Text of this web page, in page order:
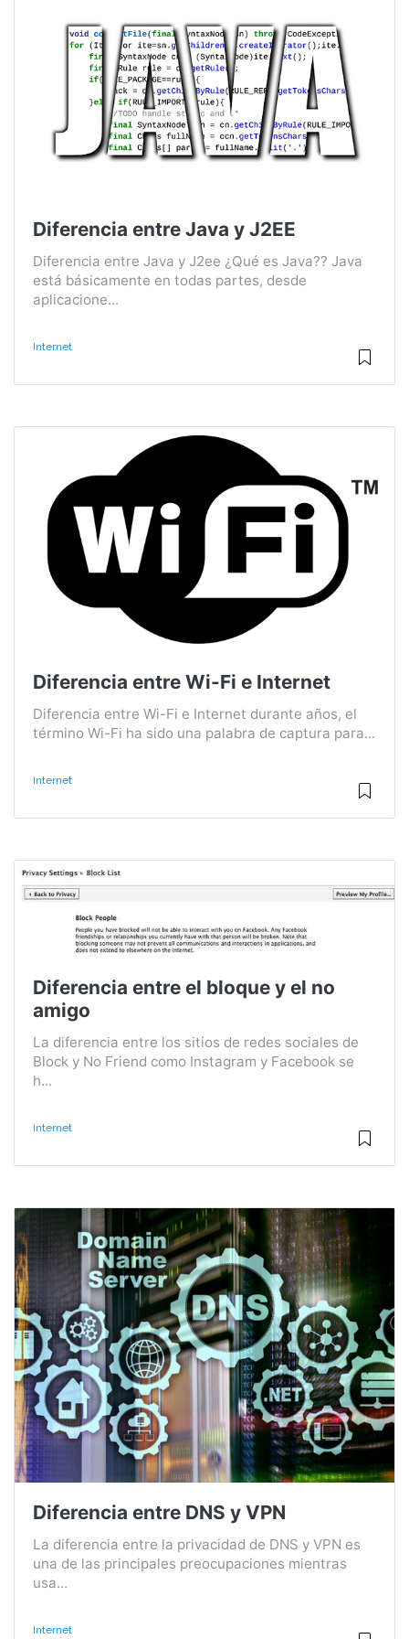
Diferencia entre Java y J2EE
Diferencia entre Java y J2ee ¿Qué es Java?? Java
está básicamente en todas partes, desde
aplicacione...
Internet
Diferencia entre Wi-Fi e Internet
Diferencia entre Wi-Fi e Internet durante años, el
término Wi-Fi ha sido una palabra de captura para...
Internet
Diferencia entre el bloque y el no
amigo
La diferencia entre los sitios de redes sociales de
Block y No Friend como Instagram y Facebook se
h...
Internet
Diferencia entre DNS y VPN
La diferencia entre la privacidad de DNS y VPN es
una de las principales preocupaciones mientras
usa...
Internet